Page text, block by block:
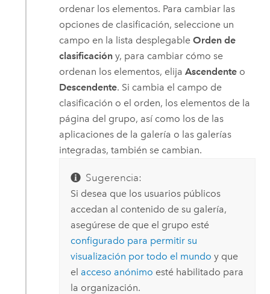
ordenar los elementos. Para cambiar las
opciones de clasificación, seleccione un
campo en la lista desplegableOrden de
clasificación y, para cambiar cómo se
ordenan los elementos, elijaAscendente o
Descendente. Si cambia el campo de
clasificación o el orden, los elementos de la
página del grupo, así como los de las
aplicaciones de la galería o las galerías
integradas, también se cambian.
Sugerencia:
Si desea que los usuarios públicos
accedan al contenido de su galería,
asegúrese de que el grupo esté
configurado para permitir su
visualización por todo el mundo y que
el acceso anónimo esté habilitado para
la organización.